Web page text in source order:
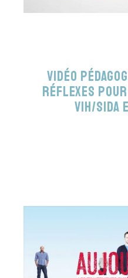
Vidéo
réflexes
VIH/sida